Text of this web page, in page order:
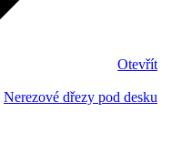
Otevřít
Nerezové dřezy pod desku